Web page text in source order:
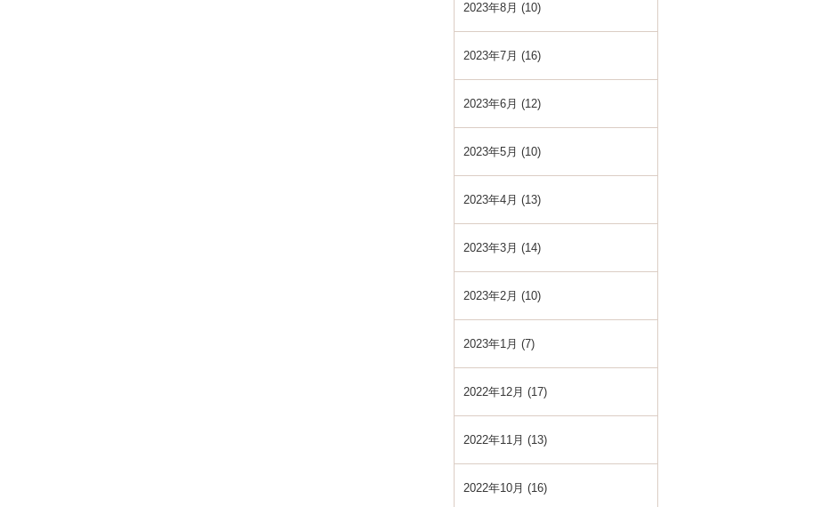
2023年8月 (10)
2023年7月 (16)
2023年6月 (12)
2023年5月 (10)
2023年4月 (13)
2023年3月 (14)
2023年2月 (10)
2023年1月 (7)
2022年12月 (17)
2022年11月 (13)
2022年10月 (16)